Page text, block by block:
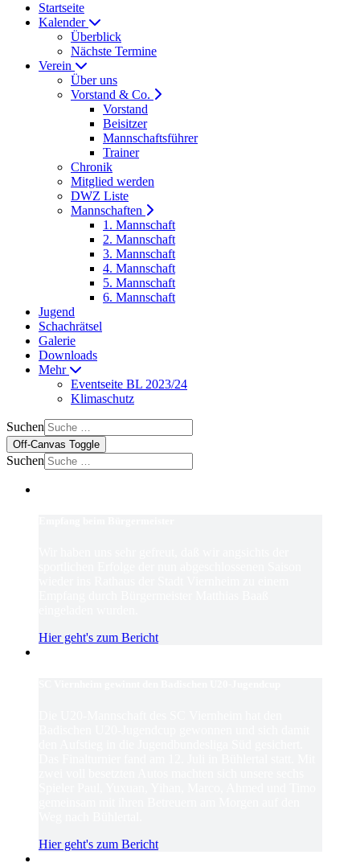
Startseite
Kalender
Überblick
Nächste Termine
Verein
Über uns
Vorstand & Co.
Vorstand
Beisitzer
Mannschaftsführer
Trainer
Chronik
Mitglied werden
DWZ Liste
Mannschaften
1. Mannschaft
2. Mannschaft
3. Mannschaft
4. Mannschaft
5. Mannschaft
6. Mannschaft
Jugend
Schachrätsel
Galerie
Downloads
Mehr
Eventseite BL 2023/24
Klimaschutz
Suchen
Off-Canvas Toggle
Suchen
Hier geht's zum Bericht
Hier geht's zum Bericht